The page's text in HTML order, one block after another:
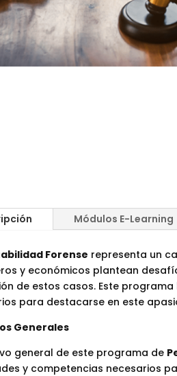
Módulos E-Learning
Forense representa un
y económicos plantean
de estos casos. Este
para destacarse en este
Generales
general de este programa de
y competencias necesarios